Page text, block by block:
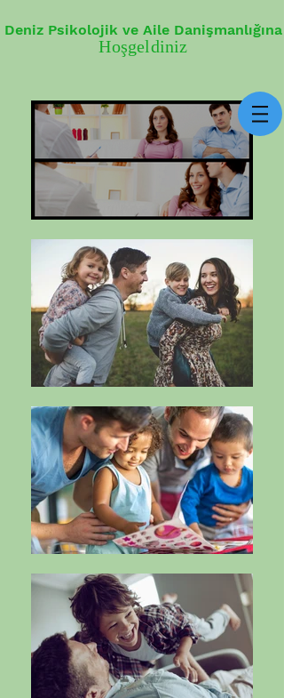
Deniz Psikolojik ve Aile Danişmanlığına
Hoşgeldiniz